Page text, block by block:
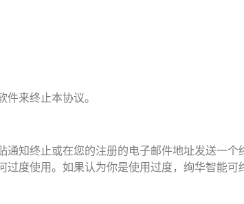
来终止本协议。
知终止或在您的注册的电子邮件地址发送一
度使用。如果认为你是使用过度，绚华智能可